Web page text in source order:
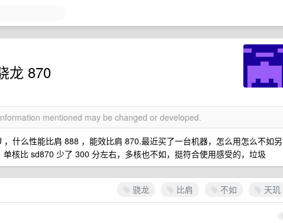
龙 870
mentioned may be changed or developed.
什么性能比肩 888 ，能效比肩 870.最近买了一台机器，怎么用怎么不如另
核比 sd870 少了 300 分左右，多核也不如，挺符合使用感受的，垃圾
骁龙 比肩 不如 天玑
1